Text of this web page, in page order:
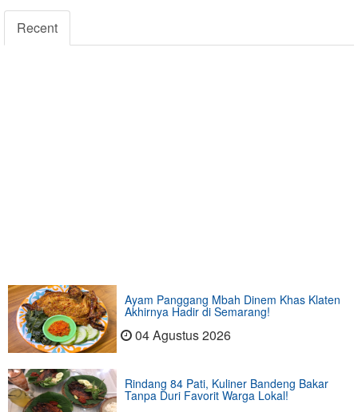
Recent
Ayam Panggang Mbah Dinem Khas Klaten
Akhirnya Hadir di Semarang!
04 Agustus 2026
Rindang 84 Pati, Kuliner Bandeng Bakar
Tanpa Duri Favorit Warga Lokal!